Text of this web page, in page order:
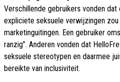
Verschillende gebruikers vonden
expliciete seksuele verwijzingen
marketinguitingen. Een gebruiker
ranzig”. Anderen vonden dat
seksuele stereotypen en daarmee
bereikte van inclusiviteit.